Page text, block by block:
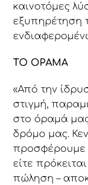
καινοτόμες
εξυπηρέτηση
ΤΟ ΟΡΑΜΑ
«Από την
στιγμή,
στο όραμά
δρόμο μας.
προσφέρουμε
είτε
πώληση –